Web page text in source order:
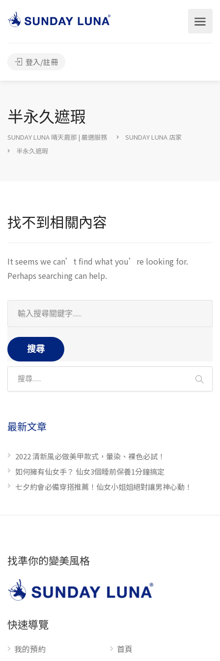
登入/註冊
半永久遮瑕
SUNDAY LUNA 晴天鹿那 | 嚴選服務
SUNDAY LUNA 店家
半永久遮瑕
找不到相關內容
It seems we can’t find what you’re looking for.
Perhaps searching can help.
搜尋
最新文章
2022 清新風必做美甲款式，暈染、裸色必試！
如何擁有仙女手？ 仙女3個睡前保養1分鐘搞定
七夕約會必備穿搭推薦！仙女小姐姐絕對讓男神心動！
找準你的變美風格
快速導覽
我的預約
首頁